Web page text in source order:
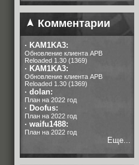
Комментарии
· KAM1KA3:
Обновление клиента APB
Reloaded 1.30 (1369)
· KAM1KA3:
Обновление клиента APB
Reloaded 1.30 (1369)
· dolan:
План на 2022 год
· Doofus:
План на 2022 год
· waifu1488:
План на 2022 год
Еще...